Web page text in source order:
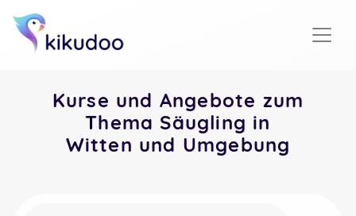
Kurse und Angebote zum
Thema Säugling in
Witten und Umgebung